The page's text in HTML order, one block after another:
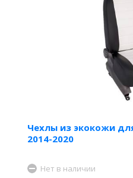
Чехлы из экокожи
2014-2020
Нет в наличии